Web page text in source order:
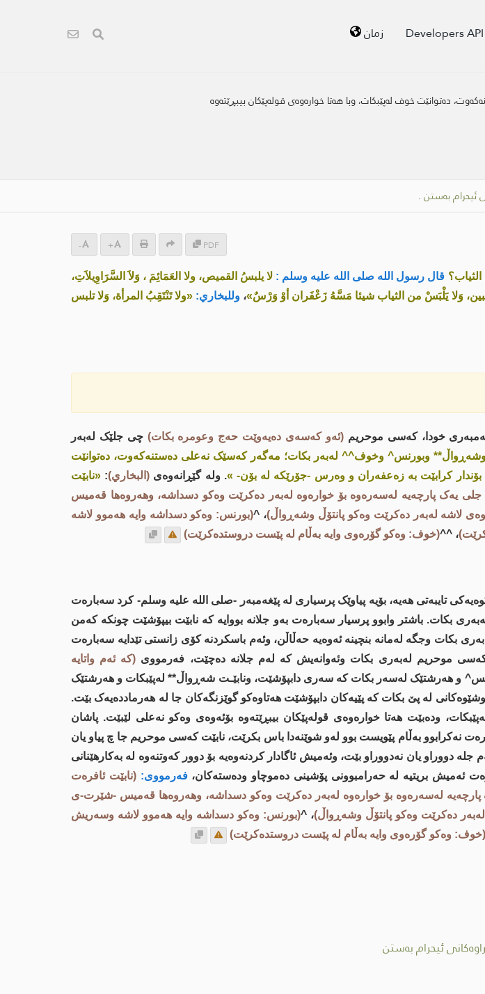
Developers API زمان
دەتوانێت خوف لەپێبکات، وبا هەتا خوارەوەى قولەپێکان بیبڕێتەوە
ئیحرام بەستن .
PDF
+
-
قال رسول الله صلى الله عليه وسلم : لا يلبسُ القميص، ولا العَمَائِمَ ، وَلاَ السَّرَاوِيلاَتِ،
وَلا يَلْبَسْ من الثياب شيئا مَسَّهُ زَعْفَران أوْ وَرْسٌ»، وللبخاري: «ولا تَنْتَقِبُ المرأة، وَلا تلبس
خودا، کەسی موحریم(ئەو کەسەی دەیەوێت حەج وعومرە بکات) چی جلێک لەبەر
وبورنس^ وخوف^^ لەبەر بکات؛ مەگەر کەسێک نەعلی دەستنەکەوت، دەتوانێت
بۆندار کرابێت بە زەعفەران و وەرس -جۆرێکە لە بۆن- ». ولە گێڕانەوەى (البخاري): «نابێت
یەک پارچەیە لەسەرەوە بۆ خوارەوە لەبەر دەکرێت وەکو دسداشە، وهەروەها قەمیس
لاشە لەبەر دەکرێت وەکو پانتۆڵ وشەڕواڵ)، ^(بورنس: وەکو دسداشە وایە هەموو لاشە
، ^^(خوف: وەکو گۆرەوی وایە بەڵام لە پێست دروستدەکرێت)
تایبەتی هەیە، بۆیە پیاوێک پرسیاری لە پێغەمبەر -صلى اللە علیە وسلم- کرد سەبارەت
بکات. باشتر وابوو پرسیار سەبارەت بەو جلانە بووایە کە نابێت بیپۆشێت چونکە کەمن
بکات وجگە لەمانە بنچینە ئەوەیە حەڵاڵن، وئەم باسکردنە کۆی زانستی تێدایە سەبارەت
موحریم لەبەری بکات وئەوانەیش کە لەم جلانە دەچێت، فەرمووی (کە ئەم واتایە
و هەرشتێک لەسەر بکات کە سەری دابپۆشێت، ونابێـت شەڕواڵ** لەپێبکات و هەرشتێک
لە پێ بکات کە پێیەکان دابپۆشێت هەتاوەکو گوێزنگەکان جا لە هەرماددەیەک بێت.
ودەبێت هەتا خوارەوەى قولەپێکان بیبڕێتەوە بۆئەوەى وەکو نەعلی لێبێت. پاشان
بەڵام پێویست بوو لەو شوێنەدا باس بکرێت، نابێت کەسی موحریم جا چ پیاو یان
دووراو یان نەدووراو بێت، وئەمیش ئاگادار کردنەوەیە بۆ دوور کەوتنەوە لە بەکارهێنانی
ئەمیش بریتیە لە حەرامبوونی پۆشینی دەموچاو ودەستەکان، فەرمووی: (نابێت ئافرەت
لەسەرەوە بۆ خوارەوە لەبەر دەکرێت وەکو دسداشە، وهەروەها قەمیس -شێرت-ی
دەکرێت وەکو پانتۆڵ وشەڕواڵ)، ^(بورنس: وەکو دسداشە وایە هەموو لاشە وسەریش
(خوف: وەکو گۆرەوی وایە بەڵام لە پێست دروستدەکرێت)
ئیحرام بەستن